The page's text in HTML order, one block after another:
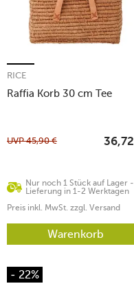
Raffia Korb 30 cm Tee
RICE
Nur noch 1 Stück auf Lager -
Lieferung in 1-2 Werktagen
UVP45,90 € 36,72
Preis inkl. MwSt. zzgl. Versand
Warenkorb
- 22%